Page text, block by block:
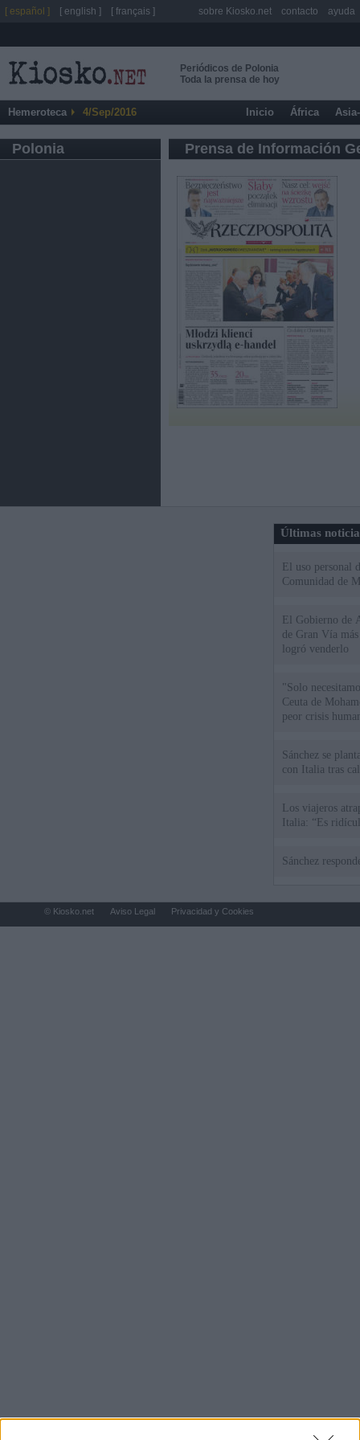
Periódicos de Polonia
Toda la prensa de hoy
Hemeroteca 4/Sep/2016 Inicio África
Polonia Prensa de Información
Últimas
El uso personal
Comunidad de
El Gobierno de
de Gran Vía
logró venderlo
"Solo
Ceuta de
peor crisis
Sánchez se
con Italia tras
Los viajeros
Italia: “Es
Sánchez
[ español ] [ english ] [ français ] sobre Kiosko.net contacto ayuda
© Kiosko.net Aviso Legal Privacidad y Cookies